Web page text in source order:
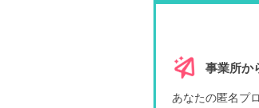
事業所か
あなたの匿名プ